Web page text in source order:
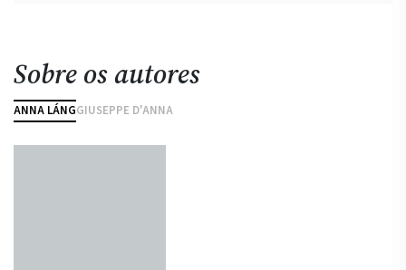
Sobre os autores
ANNA LÁNGGIUSEPPE D'ANNA